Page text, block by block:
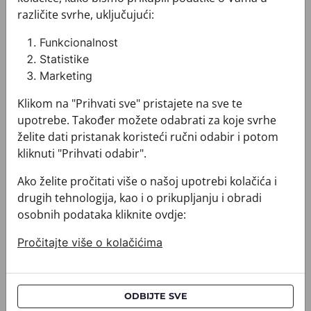
Kravata CROATA
010100-004711
73,00 €
Kravata CROATA
010100-004712
73,00 €
Kravata CROATA Kravata CROATA
različite svrhe, uključujući:
Funkcionalnost
Statistike
Marketing
Klikom na "Prihvati sve" pristajete na sve te
upotrebe. Također možete odabrati za koje svrhe
želite dati pristanak koristeći ručni odabir i potom
kliknuti "Prihvati odabir".
Ako želite pročitati više o našoj upotrebi kolačića i
drugih tehnologija, kao i o prikupljanju i obradi
osobnih podataka kliknite ovdje:
Pročitajte više o kolačićima
ODBIJTE SVE